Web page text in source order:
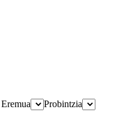
Eremua Probintzia